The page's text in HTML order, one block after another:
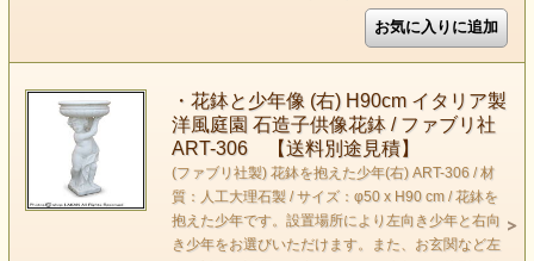
・花鉢と少年像 (右) H90cm イタリア製
洋風庭園 石造子供像花鉢 / ファブリ社
ART-306 【送料別途見積】
(ファブリ社製) 花鉢を抱えた少年(右) ART-306 / 材
質：人工大理石製 / サイズ：φ50 x H90 cm / 花鉢を
抱えた少年です。設置場所により左向き少年と右向
き少年をお選びいただけます。また、お玄関など左